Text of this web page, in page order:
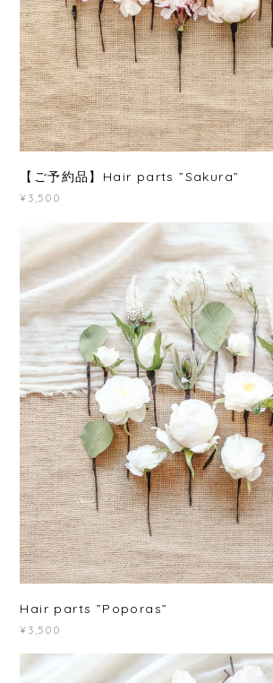
【ご予約品】Hair parts ”Sakura”
¥3,500
Hair parts ”Poporas”
¥3,500